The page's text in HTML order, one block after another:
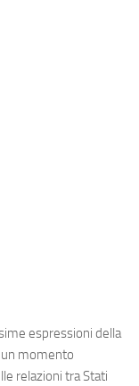
espressioni della
momento
relazioni tra Stati